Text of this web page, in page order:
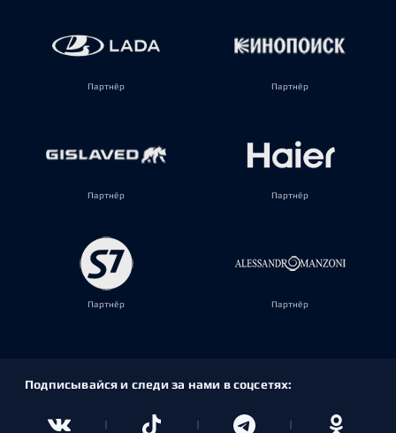
Партнёр Партнёр
Партнёр Партнёр
Партнёр Партнёр
Подписывайся и следи за нами в соцсетях: